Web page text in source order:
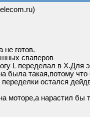
не готов.
сваперов
L переделал в X.Для
была такая,потому
остался
моторе,а нарастил бы